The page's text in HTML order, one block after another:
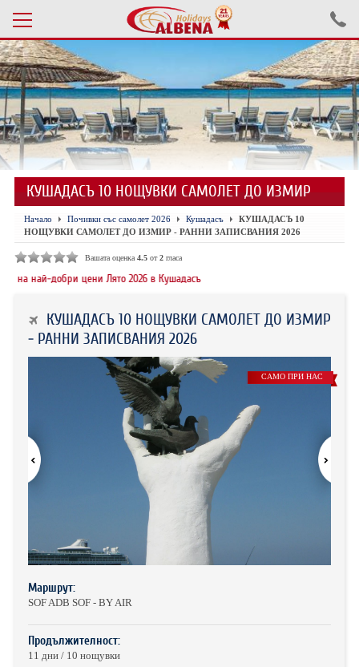
Проверка на резервация
ПОЧИВКИ С АВТОБУС 2026
ПОЧИВКИ СЪС САМОЛЕТ
ЕКСКУРЗИИ САМОЛЕТ
ЕКСКУРЗИИ АВТОБУС
БЪЛГАРИЯ
ТУРЦИЯ С КОЛА
ХОТЕЛИ В ГЪРЦИЯ
ХОТЕЛИ В АЛБАНИЯ
АВТОБУСИ ПОД НАЕМ
КОНТАКТИ
ОБЩИ УСЛОВИЯ ПАКЕТНИ
ПЪТУВАНИЯ
ПОЛИТИКА ЗА ПОВЕРИТЕЛНОСТ
КУШАДАСЪ 10 НОЩУВКИ САМОЛЕТ ДО ИЗМИР
Начало Почивки със самолет 2026 Кушадасъ
КУШАДАСЪ 10
НОЩУВКИ САМОЛЕТ ДО ИЗМИР - РАННИ ЗАПИСВАНИЯ 2026
Вашата оценка 4.5от2гласа
добри цени Лято 2026 в Кушадасъ
КУШАДАСЪ 10 НОЩУВКИ САМОЛЕТ ДО ИЗМИР
- РАННИ ЗАПИСВАНИЯ 2026
САМО ПРИ НАС
Маршрут:
SOF ADB SOF - BY AIR
Продължителност:
11 дни / 10 нощувки